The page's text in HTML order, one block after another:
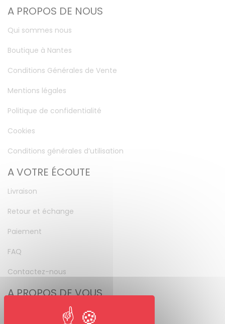
A PROPOS DE NOUS
Qui sommes nous
Boutique à Nantes
Conditions Générales de Vente
Mentions légales
Politique de confidentialité
Cookies
Conditions générales d’utilisation
A VOTRE ÉCOUTE
Livraison
Retour et échange
Paiement
FAQ
Contactez-nous
A PROPOS DE VOUS